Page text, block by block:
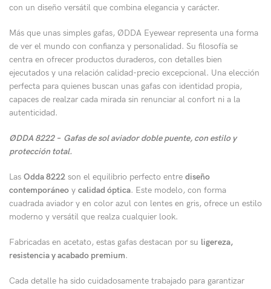
con un diseño versátil que combina elegancia y carácter.
Más que unas simples gafas, ØDDA Eyewear representa una forma
de ver el mundo con confianza y personalidad. Su filosofía se
centra en ofrecer productos duraderos, con detalles bien
ejecutados y una relación calidad-precio excepcional. Una elección
perfecta para quienes buscan unas gafas con identidad propia,
capaces de realzar cada mirada sin renunciar al confort ni a la
autenticidad.
ØDDA 8222– Gafas de sol aviador doble puente, con estilo y
protección total.
Las Odda 8222 son el equilibrio perfecto entre diseño
contemporáneo y calidad óptica. Este modelo, con forma
cuadrada aviador y en color azul con lentes en gris, ofrece un estilo
moderno y versátil que realza cualquier look.
Fabricadas en acetato, estas gafas destacan por su ligereza,
resistencia y acabado premium.
Cada detalle ha sido cuidadosamente trabajado para garantizar